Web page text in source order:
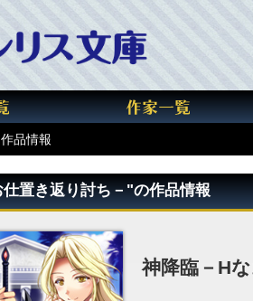
作品情報
置き返り討ち－"の作品情報
神降臨－H